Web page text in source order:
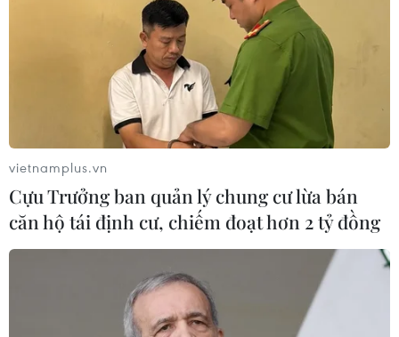
Linh 2026: Cam kết 100% sâm thật
Tìm ra cơ chế gây bệnh ung thư
xương hiếm gặp
17/07/2026 01:05
vietnamplus.vn
Cựu Trưởng ban quản lý chung cư lừa bán
căn hộ tái định cư, chiếm đoạt hơn 2 tỷ đồng